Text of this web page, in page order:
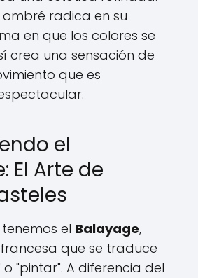
radica en su
en que los colores se
crea una sensación de
que es
el
El Arte de
el Balayage,
que se traduce
"pintar". A diferencia del